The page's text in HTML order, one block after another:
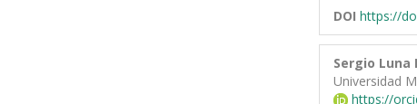
DOI https://
Sergio Luna
Universidad
https://